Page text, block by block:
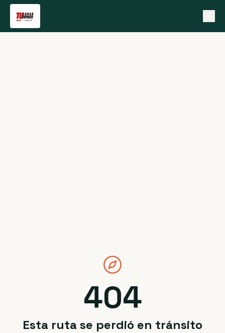
404
Esta ruta se perdió en tránsito